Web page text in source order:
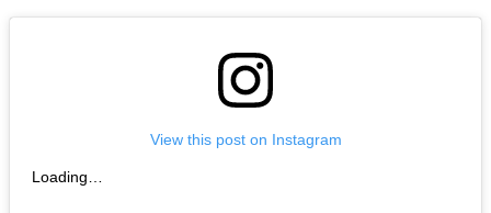
View this post on Instagram
Loading…